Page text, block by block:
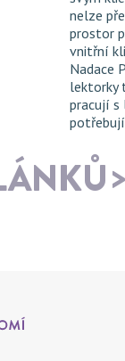
nelze
prostor
vnitřní
Nadace
lektorky
pracují